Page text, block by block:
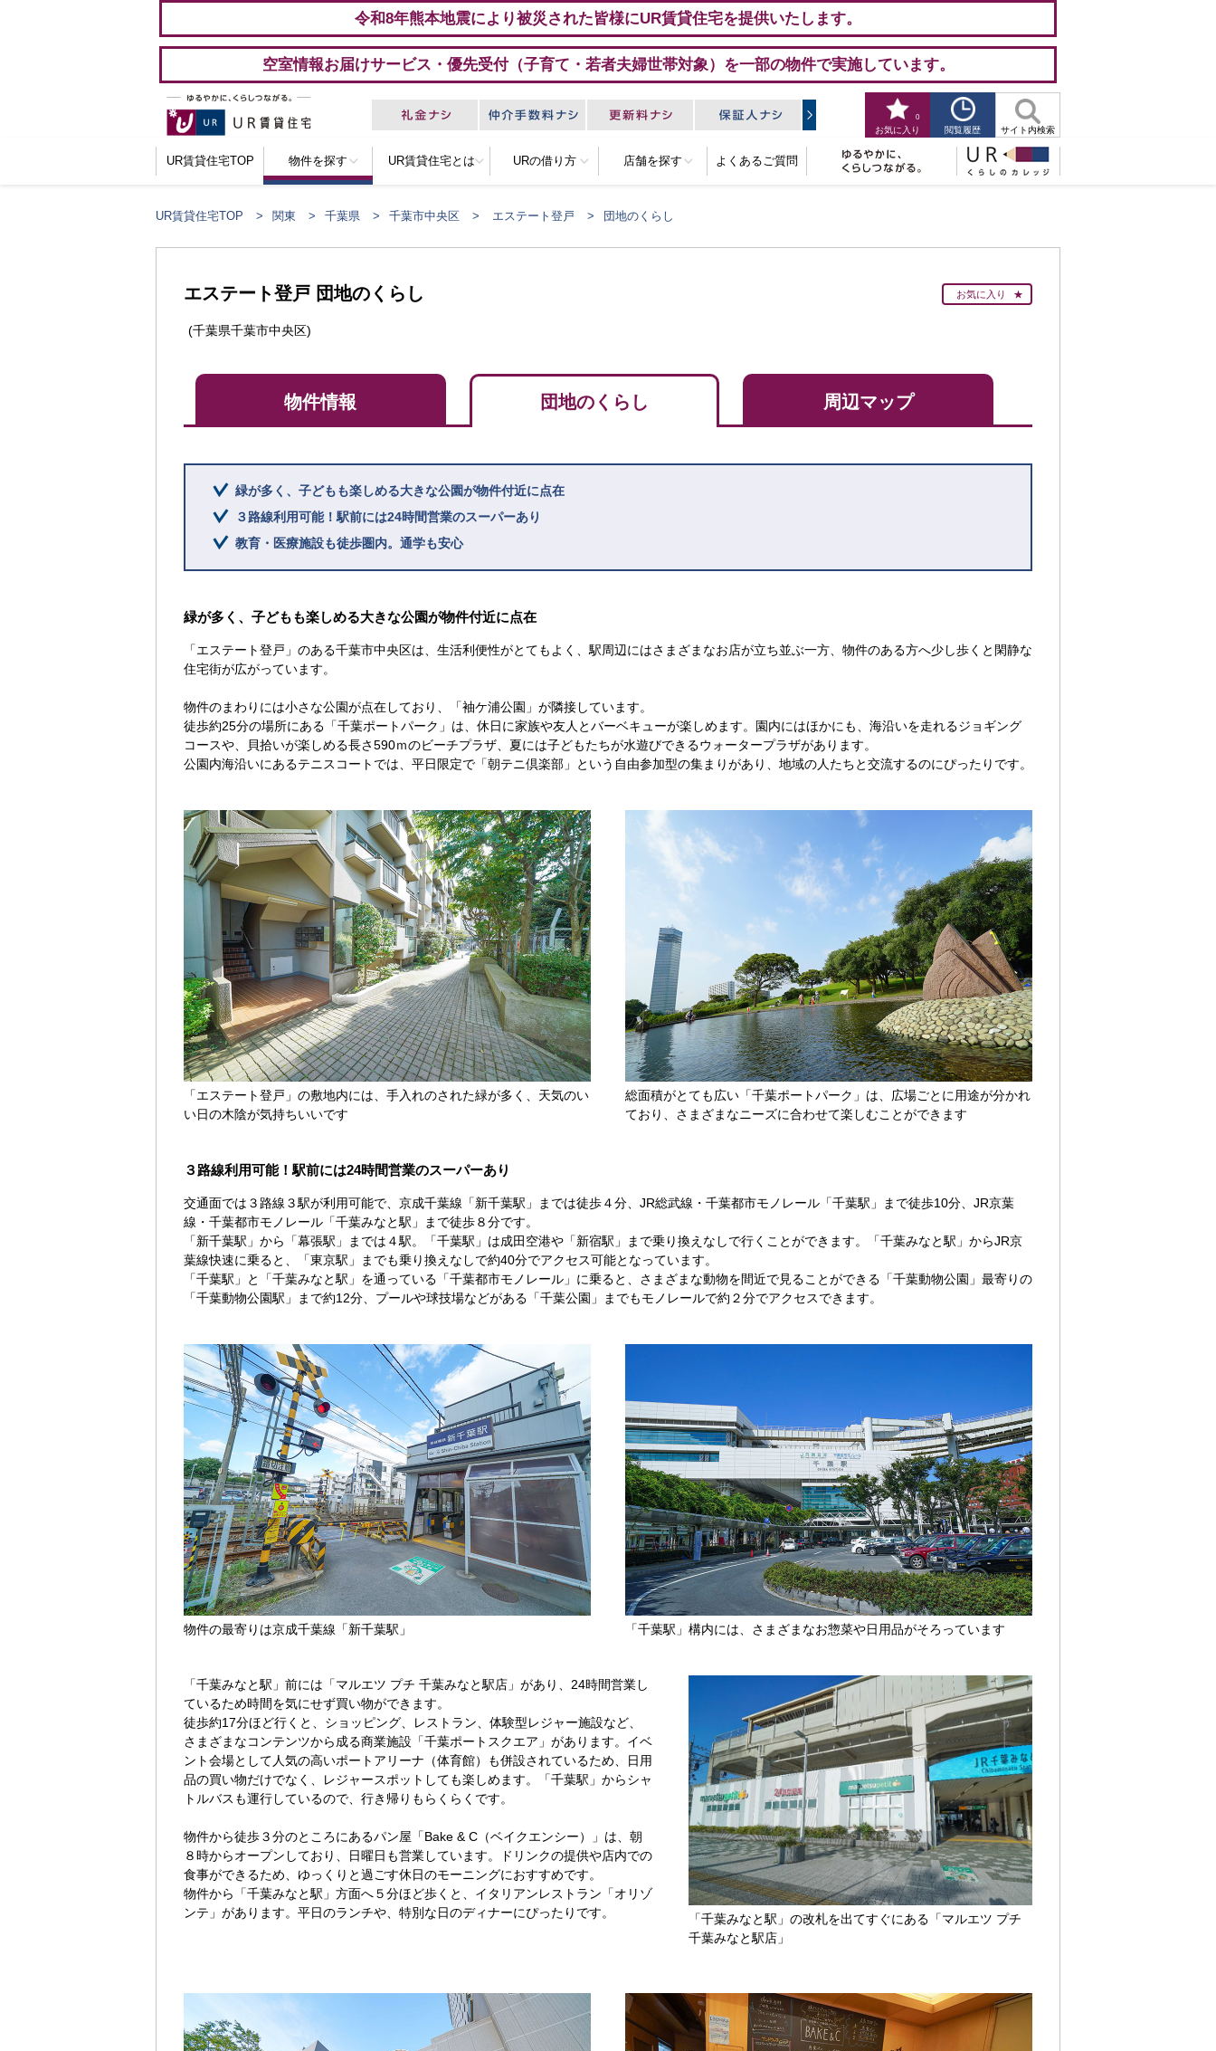
令和8年熊本地震により被災された皆様にUR賃貸住宅を提供いたします。
空室情報お届けサービス・優先受付（子育て・若者夫婦世帯対象）を一部の物件で実施しています。
お気に入り
0
閲覧履歴 サイト内検索
UR賃貸住宅TOP 物件を探す UR賃貸住宅とは URの借り方 店舗を探す よくあるご質問
UR賃貸住宅TOP 関東 千葉県 千葉市中央区 エステート登戸 団地のくらし
エステート登戸 団地のくらし
(千葉県千葉市中央区)
お気に入り
物件情報 団地のくらし 周辺マップ
緑が多く、子どもも楽しめる大きな公園が物件付近に点在
３路線利用可能！駅前には24時間営業のスーパーあり
教育・医療施設も徒歩圏内。通学も安心
緑が多く、子どもも楽しめる大きな公園が物件付近に点在
「エステート登戸」のある千葉市中央区は、生活利便性がとてもよく、駅周辺にはさまざまなお店が立ち並ぶ一方、物件のある方へ少し歩くと閑静な
住宅街が広がっています。
物件のまわりには小さな公園が点在しており、「袖ケ浦公園」が隣接しています。
徒歩約25分の場所にある「千葉ポートパーク」は、休日に家族や友人とバーベキューが楽しめます。園内にはほかにも、海沿いを走れるジョギング
コースや、貝拾いが楽しめる長さ590ｍのビーチプラザ、夏には子どもたちが水遊びできるウォータープラザがあります。
公園内海沿いにあるテニスコートでは、平日限定で「朝テニ倶楽部」という自由参加型の集まりがあり、地域の人たちと交流するのにぴったりです。
「エステート登戸」の敷地内には、手入れのされた緑が多く、天気のい
い日の木陰が気持ちいいです
総面積がとても広い「千葉ポートパーク」は、広場ごとに用途が分かれ
ており、さまざまなニーズに合わせて楽しむことができます
３路線利用可能！駅前には24時間営業のスーパーあり
交通面では３路線３駅が利用可能で、京成千葉線「新千葉駅」までは徒歩４分、JR総武線・千葉都市モノレール「千葉駅」まで徒歩10分、JR京葉
線・千葉都市モノレール「千葉みなと駅」まで徒歩８分です。
「新千葉駅」から「幕張駅」までは４駅。「千葉駅」は成田空港や「新宿駅」まで乗り換えなしで行くことができます。「千葉みなと駅」からJR京
葉線快速に乗ると、「東京駅」までも乗り換えなしで約40分でアクセス可能となっています。
「千葉駅」と「千葉みなと駅」を通っている「千葉都市モノレール」に乗ると、さまざまな動物を間近で見ることができる「千葉動物公園」最寄りの
「千葉動物公園駅」まで約12分、プールや球技場などがある「千葉公園」までもモノレールで約２分でアクセスできます。
物件の最寄りは京成千葉線「新千葉駅」 「千葉駅」構内には、さまざまなお惣菜や日用品がそろっています
「千葉みなと駅」の改札を出てすぐにある「マルエツ プチ
千葉みなと駅店」
「千葉みなと駅」前には「マルエツ プチ 千葉みなと駅店」があり、24時間営業し
ているため時間を気にせず買い物ができます。
徒歩約17分ほど行くと、ショッピング、レストラン、体験型レジャー施設など、
さまざまなコンテンツから成る商業施設「千葉ポートスクエア」があります。イベ
ント会場として人気の高いポートアリーナ（体育館）も併設されているため、日用
品の買い物だけでなく、レジャースポットしても楽しめます。「千葉駅」からシャ
トルバスも運行しているので、行き帰りもらくらくです。
物件から徒歩３分のところにあるパン屋「Bake & C（ベイクエンシー）」は、朝
８時からオープンしており、日曜日も営業しています。ドリンクの提供や店内での
食事ができるため、ゆっくりと過ごす休日のモーニングにおすすめです。
物件から「千葉みなと駅」方面へ５分ほど歩くと、イタリアンレストラン「オリゾ
ンテ」があります。平日のランチや、特別な日のディナーにぴったりです。